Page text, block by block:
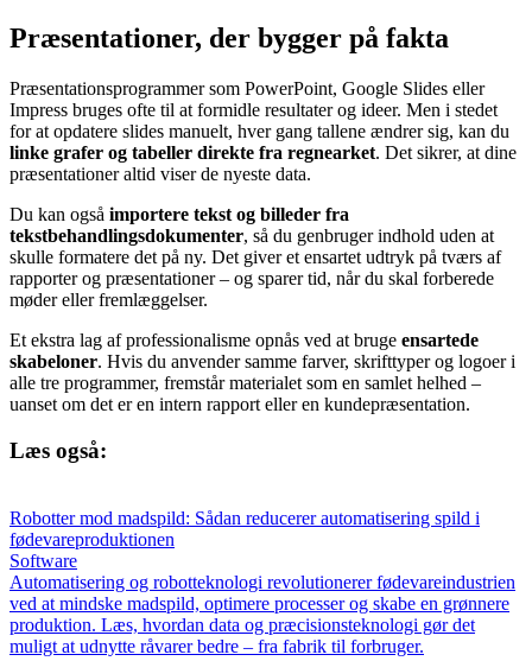
Præsentationer, der bygger på fakta
Præsentationsprogrammer som PowerPoint, Google Slides eller
Impress bruges ofte til at formidle resultater og ideer. Men i stedet
for at opdatere slides manuelt, hver gang tallene ændrer sig, kan du
linke grafer og tabeller direkte fra regnearket. Det sikrer, at dine
præsentationer altid viser de nyeste data.
Du kan også importere tekst og billeder fra
tekstbehandlingsdokumenter, så du genbruger indhold uden at
skulle formatere det på ny. Det giver et ensartet udtryk på tværs af
rapporter og præsentationer – og sparer tid, når du skal forberede
møder eller fremlæggelser.
Et ekstra lag af professionalisme opnås ved at bruge ensartede
skabeloner. Hvis du anvender samme farver, skrifttyper og logoer i
alle tre programmer, fremstår materialet som en samlet helhed –
uanset om det er en intern rapport eller en kundepræsentation.
Læs også:
Robotter mod madspild: Sådan reducerer automatisering spild i
fødevareproduktionen
Software
Automatisering og robotteknologi revolutionerer fødevareindustrien
ved at mindske madspild, optimere processer og skabe en grønnere
produktion. Læs, hvordan data og præcisionsteknologi gør det
muligt at udnytte råvarer bedre – fra fabrik til forbruger.